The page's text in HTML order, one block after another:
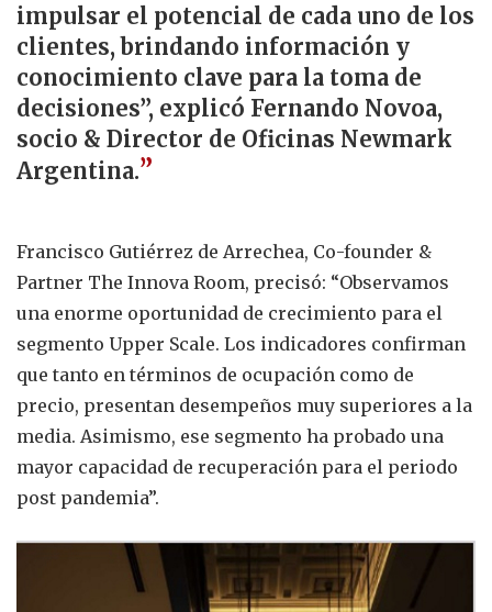
impulsar el potencial de cada uno de los
clientes, brindando información y
conocimiento clave para la toma de
decisiones”, explicó Fernando Novoa,
socio & Director de Oficinas Newmark
Argentina.”
Francisco Gutiérrez de Arrechea, Co-founder &
Partner The Innova Room, precisó: “Observamos
una enorme oportunidad de crecimiento para el
segmento Upper Scale. Los indicadores confirman
que tanto en términos de ocupación como de
precio, presentan desempeños muy superiores a la
media. Asimismo, ese segmento ha probado una
mayor capacidad de recuperación para el periodo
post pandemia”.